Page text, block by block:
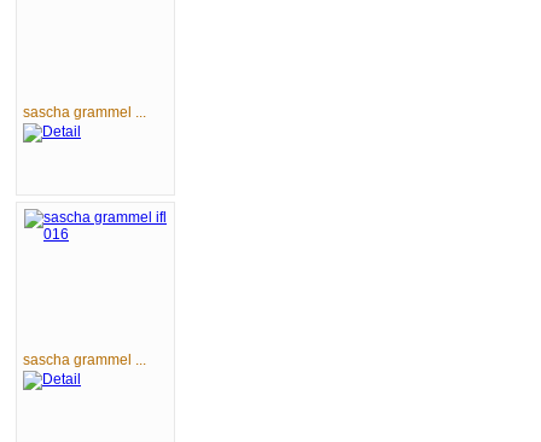
sascha grammel ...
sascha grammel ...